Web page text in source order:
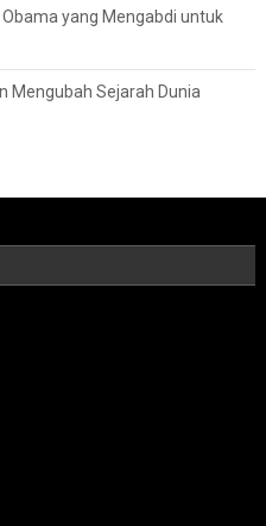
yang Mengabdi untuk
Mengubah Sejarah Dunia